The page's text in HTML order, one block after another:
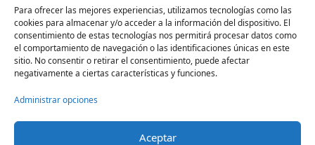
Para ofrecer las mejores experiencias, utilizamos tecnologías como las
cookies para almacenar y/o acceder a la información del dispositivo. El
consentimiento de estas tecnologías nos permitirá procesar datos como
el comportamiento de navegación o las identificaciones únicas en este
sitio. No consentir o retirar el consentimiento, puede afectar
negativamente a ciertas características y funciones.
Administrar opciones
Aceptar
En que zona buscas?
Suscríbase a nuestro boletín para recibir
actualizaciones.